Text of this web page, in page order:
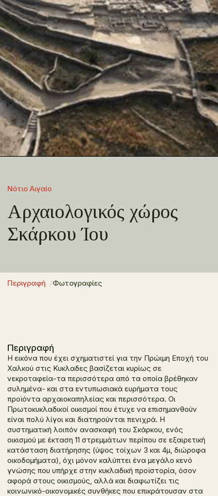
Νότιο Αιγαίο
Αρχαιολογικός χώρος
Σκάρκου Ίου
Περιγραφή Φωτογραφίες
Περιγραφή
Η εικόνα που έχει σχηματιστεί για την Πρώιμη Εποχή του
Χαλκού στις Κυκλαδες βασίζεται κυρίως σε
νεκροταφεία-τα περισσότερα από τα οποία βρέθηκαν
συλημένα- και στα εντυπωσιακά ευρήματα τους
προϊόντα αρχαιοκαπηλείας και περισσότερα. Οι
Πρωτοκυκλαδικοί οικισμοί που έτυχε να επισημανθούν
είναι πολύ λίγοι και διατηρούνται πενιχρά. Η
συστηματική λοιπόν ανασκαφή του Σκάρκου, ενός
οικισμού με έκταση 11 στρεμμάτων περίπου σε εξαιρετική
κατάσταση διατήρησης (ύψος τοίχων 3 και 4μ, διώροφα
οικοδομήματα), όχι μόνον καλύπτει ένα μεγάλο κενό
γνώσης που υπήρχε στην κυκλαδική προϊστορία, όσον
αφορά στους οικισμούς, αλλά και διαφωτίζει τις
κοινωνικό-οικονομικές συνθήκες που επικράτουσαν στα